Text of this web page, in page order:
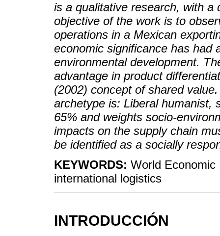
is a qualitative research, with a
objective of the work is to
operations in a Mexican
economic significance has had
environmental development.
advantage in product
(2002) concept of shared
archetype is: Liberal humanist,
65% and weights socio-
impacts on the supply chain
be identified as a socially
KEYWORDS: World Economic
international logistics
INTRODUCCIÓN